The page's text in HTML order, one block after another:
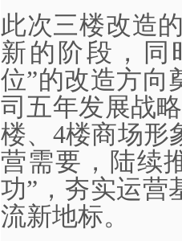
此次三楼改造
新的阶段，同
位”的改造方向
司五年发展战
楼、4楼商场形
营需要，陆续
功”，夯实运营
流新地标。